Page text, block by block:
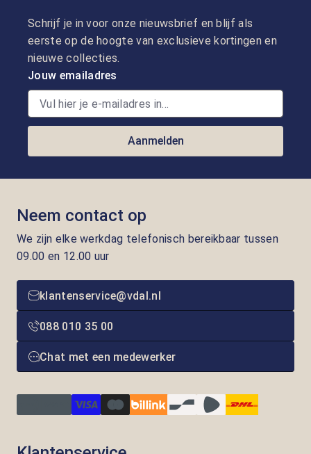
Schrijf je in voor onze nieuwsbrief en blijf als
eerste op de hoogte van exclusieve kortingen en
nieuwe collecties.
Jouw emailadres
Aanmelden
Neem contact op
We zijn elke werkdag telefonisch bereikbaar tussen
09.00 en 12.00 uur
klantenservice@vdal.nl
088 010 35 00
Chat met een medewerker